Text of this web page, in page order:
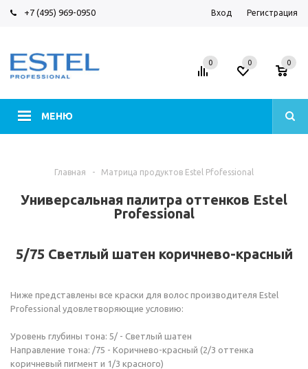
+7 (495) 969-0950 Вход Регистрация
МЕНЮ
0 0 0
Главная - Матрица продуктов Estel Pfofessional
Универсальная палитра оттенков Estel
Professional
5/75 Светлый шатен коричнево-красный
Ниже представлены все краски для волос производителя Estel
Professional удовлетворяющие условию:
Уровень глубины тона: 5/ - Светлый шатен
Направление тона: /75 - Коричнево-красный (2/3 оттенка
коричневый пигмент и 1/3 красного)